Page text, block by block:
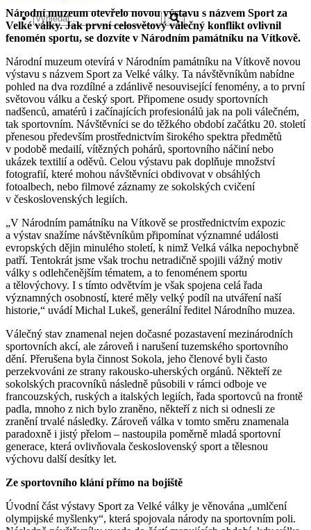
Národní muzeum otevřelo novou výstavu s názvem Sport za
Velké války. Jak první celosvětový válečný konflikt ovlivnil
fenomén sportu, se dozvíte v Národním památníku na Vítkově.
Národní muzeum otevírá v Národním památníku na Vítkově novou
výstavu s názvem Sport za Velké války. Ta návštěvníkům nabídne
pohled na dva rozdílné a zdánlivě nesouvisející fenomény, a to první
světovou válku a český sport. Připomene osudy sportovních
nadšenců, amatérů i začínajících profesionálů jak na poli válečném,
tak sportovním. Návštěvníci se do těžkého období začátku 20. století
přenesou především prostřednictvím širokého spektra předmětů
v podobě medailí, vítězných pohárů, sportovního náčiní nebo
ukázek textilií a oděvů. Celou výstavu pak doplňuje množství
fotografií, které mohou návštěvníci obdivovat v obsáhlých
fotoalbech, nebo filmové záznamy ze sokolských cvičení
v československých legiích.
„V Národním památníku na Vítkově se prostřednictvím expozic
a výstav snažíme návštěvníkům připomínat významné události
evropských dějin minulého století, k nimž Velká válka nepochybně
patří. Tentokrát jsme však trochu netradičně spojili vážný motiv
války s odlehčenějším tématem, a to fenoménem sportu
a tělovýchovy. I s tímto odvětvím je však spojena celá řada
významných osobností, které měly velký podíl na utváření naší
historie,“ uvádí Michal Lukeš, generální ředitel Národního muzea.
Válečný stav znamenal nejen dočasné pozastavení mezinárodních
sportovních akcí, ale zároveň i narušení tuzemského sportovního
dění. Přerušena byla činnost Sokola, jeho členové byli často
perzekvováni ze strany rakousko-uherských orgánů. Někteří ze
sokolských pracovníků následně působili v rámci odboje ve
francouzských, ruských a italských legiích, řada sportovců na frontě
padla, mnoho z nich bylo zraněno, někteří z nich si odnesli ze
zranění trvalé následky. Zároveň válka v tomto směru znamenala
paradoxně i jistý přelom – nastoupila poměrně mladá sportovní
generace, která ovlivňovala československý sport a tělesnou
výchovu další desítky let.
Ze sportovního klání přímo na bojiště
Úvodní část výstavy Sport za Velké války je věnována „umlčení
olympijské myšlenky“, která spojovala národy na sportovním poli.